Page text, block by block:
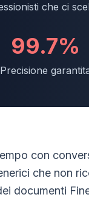
che ci
99.7%
Precisione
con
che non
documenti